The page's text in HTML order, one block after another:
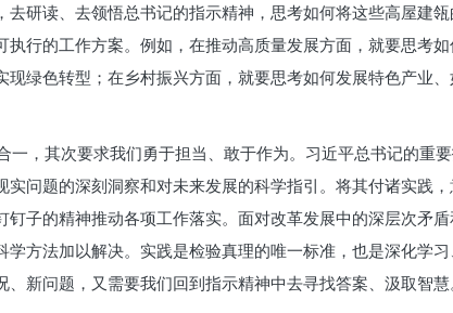
去研读、去领悟总书记的指示精神，思考如何将这些高屋建
执行的工作方案。例如，在推动高质量发展方面，就要思考
现绿色转型；在乡村振兴方面，就要思考如何发展特色产业
一，其次要求我们勇于担当、敢于作为。习近平总书记的重
实问题的深刻洞察和对未来发展的科学指引。将其付诸实践
钉子的精神推动各项工作落实。面对改革发展中的深层次矛
学方法加以解决。实践是检验真理的唯一标准，也是深化学
、新问题，又需要我们回到指示精神中去寻找答案、汲取智慧